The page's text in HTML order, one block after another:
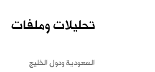
تحليلات وملفات
السعودية ودول الخليج